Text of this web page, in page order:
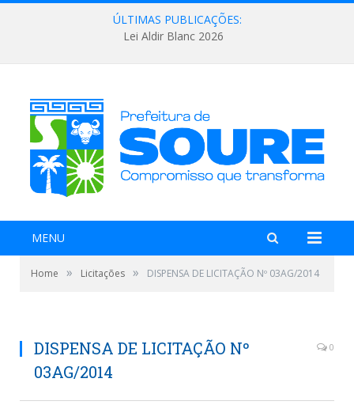
ÚLTIMAS PUBLICAÇÕES:
Lei Aldir Blanc 2026
MENU
Home » Licitações » DISPENSA DE LICITAÇÃO Nº 03AG/2014
DISPENSA DE LICITAÇÃO Nº
03AG/2014
0